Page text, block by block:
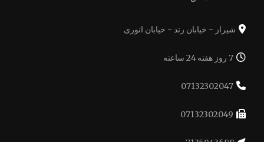
شیراز - خیابان زند - خیابان انوری